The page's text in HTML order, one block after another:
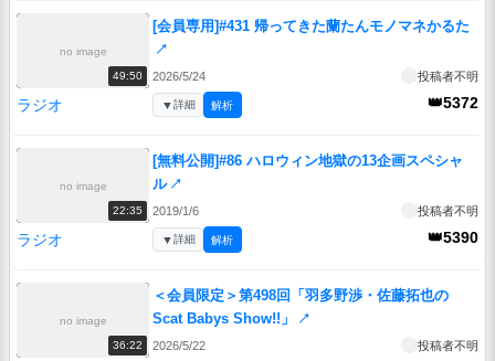
no image
49:50
[会員専用]#431 帰ってきた蘭たんモノマネかるた
↗
2026/5/24 投稿者不明
ラジオ 👑5372
▼詳細 解析
no image
22:35
[無料公開]#86 ハロウィン地獄の13企画スペシャ
ル ↗
2019/1/6 投稿者不明
ラジオ 👑5390
▼詳細 解析
no image
36:22
＜会員限定＞第498回「羽多野渉・佐藤拓也の
Scat Babys Show!!」
↗
2026/5/22 投稿者不明